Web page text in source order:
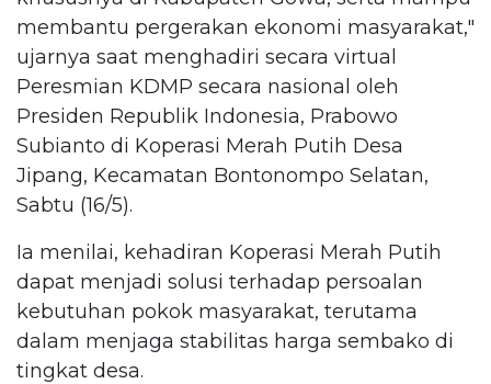
membantu pergerakan ekonomi masyarakat,"
ujarnya saat menghadiri secara virtual
Peresmian KDMP secara nasional oleh
Presiden Republik Indonesia, Prabowo
Subianto di Koperasi Merah Putih Desa
Jipang, Kecamatan Bontonompo Selatan,
Sabtu (16/5).
Ia menilai, kehadiran Koperasi Merah Putih
dapat menjadi solusi terhadap persoalan
kebutuhan pokok masyarakat, terutama
dalam menjaga stabilitas harga sembako di
tingkat desa.